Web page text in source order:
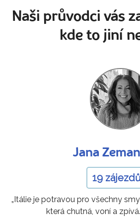
Naši průvodci vás
kde to jiní
Jana
19
„Itálie je potravou pro všechny
která chutná, voní a